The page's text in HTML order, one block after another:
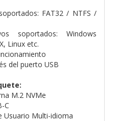
FAT32 / NTFS /
soportados: Windows
Linux etc.
del puerto USB
M.2 NVMe
C
Usuario Multi-idioma